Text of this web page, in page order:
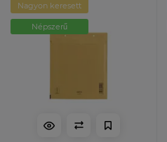
Nagyon keresett
Népszerű